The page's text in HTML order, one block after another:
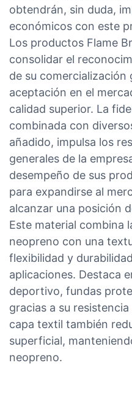
obtendrán, sin duda,
económicos con este
Los productos Flame
consolidar el
de su comercialización
aceptación en el
calidad superior. La
combinada con
añadido, impulsa los
generales de la
desempeño de sus
para expandirse al
alcanzar una posición
Este material combina
neopreno con una
flexibilidad y
aplicaciones. Destaca
deportivo, fundas
gracias a su
capa textil también
superficial,
neopreno.